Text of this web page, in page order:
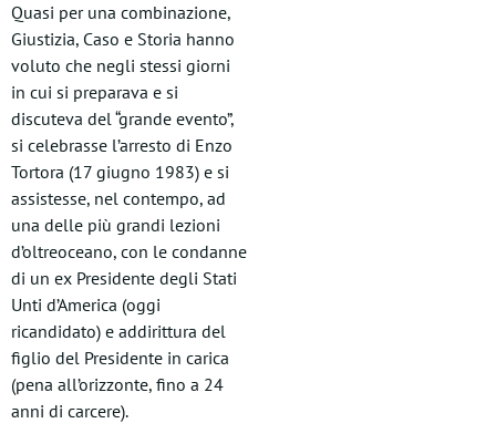
Quasi per una combinazione,
Giustizia, Caso e Storia hanno
voluto che negli stessi giorni
in cui si preparava e si
discuteva del “grande evento”,
si celebrasse l’arresto di Enzo
Tortora (17 giugno 1983) e si
assistesse, nel contempo, ad
una delle più grandi lezioni
d’oltreoceano, con le condanne
di un ex Presidente degli Stati
Unti d’America (oggi
ricandidato) e addirittura del
figlio del Presidente in carica
(pena all’orizzonte, fino a 24
anni di carcere).